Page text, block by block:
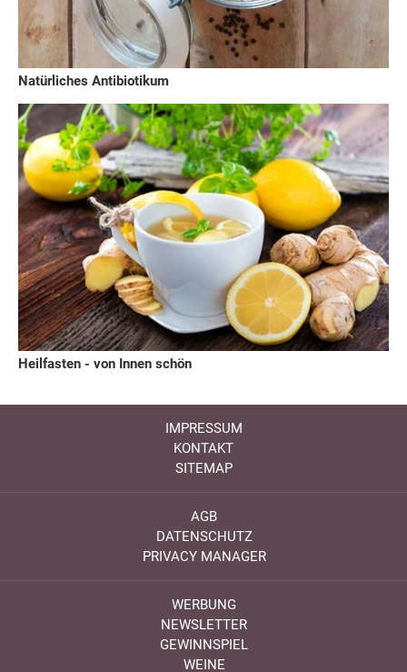
Natürliches Antibiotikum
Heilfasten - von Innen schön
IMPRESSUM
KONTAKT
SITEMAP
AGB
DATENSCHUTZ
PRIVACY MANAGER
WERBUNG
NEWSLETTER
GEWINNSPIEL
WEINE